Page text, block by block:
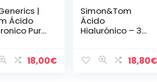
|
Ácido
Puro
que
18,00€
Simon&Tom
Ácido
Hialurónico – 30
Hialurónico y18,80€